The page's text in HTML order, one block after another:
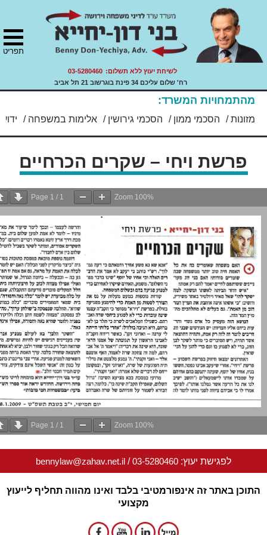
בני דון יחייא
משפחה, ירושה ועזבונות.
לשיחת יעוץ ללא תשלום: 03-5280460
רח' שלום עליכם 34 פינת בוגרשוב 21 תל אביב
מהתמחויות המשרד:
מזונות/ הסכמי ממון/ הסכמי גירושין/ אלימות במשפחה/ ידועים
פרשת ויחי – שקרים הכרחיים
Page1 Zoom100%
Page1 Zoom100%
לפגישת יעוץ:03-5280460
/
bennylaw@zahav.net.il
באתר זה אינפורמטיבי בלבד ואינו מהווה תחליף לייעוץ
מקצועי
תפריט